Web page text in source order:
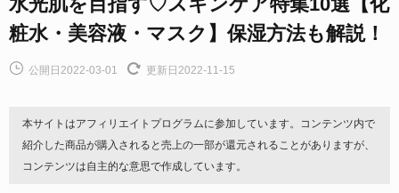
粧水・美容液・マスク】保湿方法も解説！
公開日2022-03-01 更新日2022-11-15
本サイトはアフィリエイトプログラムに参加しています。コンテンツ内で
紹介した商品が購入されると売上の一部が還元されることがありますが、
コンテンツは自主的な意思で作成しています。